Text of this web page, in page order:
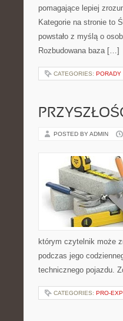
pomagające lepiej
Kategorie na stronie to
powstało z myślą o
Rozbudowana baza […]
CATEGORIES: PORADY
POSTED BY ADMIN
którym czytelnik może
podczas jego
technicznego pojazdu.
CATEGORIES: PRO-